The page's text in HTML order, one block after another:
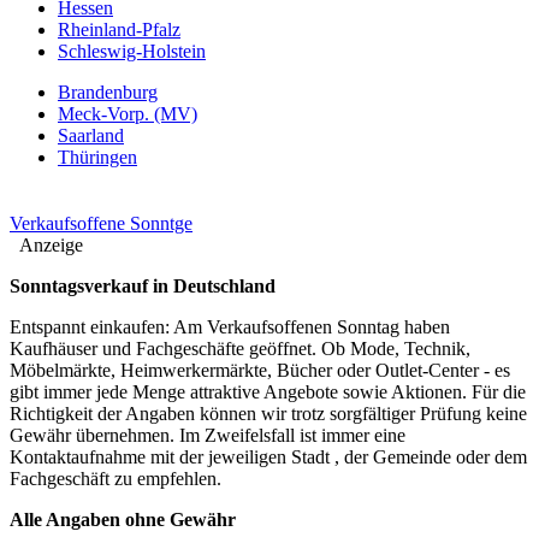
Hessen
Rheinland-Pfalz
Schleswig-Holstein
Brandenburg
Meck-Vorp. (MV)
Saarland
Thüringen
Verkaufsoffene Sonntge
Anzeige
Sonntagsverkauf in Deutschland
Entspannt einkaufen: Am Verkaufsoffenen Sonntag haben
Kaufhäuser und Fachgeschäfte geöffnet. Ob Mode, Technik,
Möbelmärkte, Heimwerkermärkte, Bücher oder Outlet-Center - es
gibt immer jede Menge attraktive Angebote sowie Aktionen. Für die
Richtigkeit der Angaben können wir trotz sorgfältiger Prüfung keine
Gewähr übernehmen. Im Zweifelsfall ist immer eine
Kontaktaufnahme mit der jeweiligen Stadt , der Gemeinde oder dem
Fachgeschäft zu empfehlen.
Alle Angaben ohne Gewähr